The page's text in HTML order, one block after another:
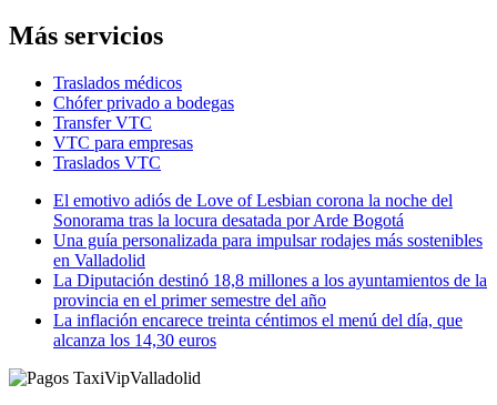
Más servicios
Traslados médicos
Chófer privado a bodegas
Transfer VTC
VTC para empresas
Traslados VTC
El emotivo adiós de Love of Lesbian corona la noche del
Sonorama tras la locura desatada por Arde Bogotá
Una guía personalizada para impulsar rodajes más sostenibles
en Valladolid
La Diputación destinó 18,8 millones a los ayuntamientos de la
provincia en el primer semestre del año
La inflación encarece treinta céntimos el menú del día, que
alcanza los 14,30 euros